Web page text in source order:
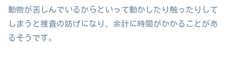
動物が苦しんでいるからといって動かしたり触ったりして
しまうと捜査の妨げになり、余計に時間がかかることがあ
るそうです。